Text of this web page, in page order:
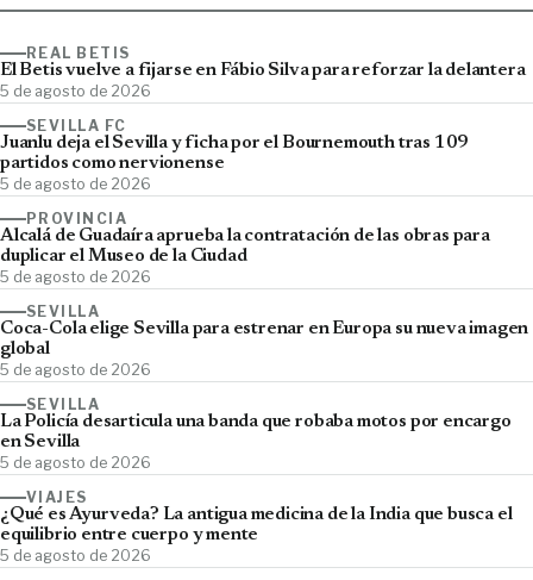
REAL BETIS
El Betis vuelve a fijarse en Fábio Silva para reforzar la delantera
5 de agosto de 2026
SEVILLA FC
Juanlu deja el Sevilla y ficha por el Bournemouth tras 109
partidos como nervionense
5 de agosto de 2026
PROVINCIA
Alcalá de Guadaíra aprueba la contratación de las obras para
duplicar el Museo de la Ciudad
5 de agosto de 2026
SEVILLA
Coca-Cola elige Sevilla para estrenar en Europa su nueva imagen
global
5 de agosto de 2026
SEVILLA
La Policía desarticula una banda que robaba motos por encargo
en Sevilla
5 de agosto de 2026
VIAJES
¿Qué es Ayurveda? La antigua medicina de la India que busca el
equilibrio entre cuerpo y mente
5 de agosto de 2026